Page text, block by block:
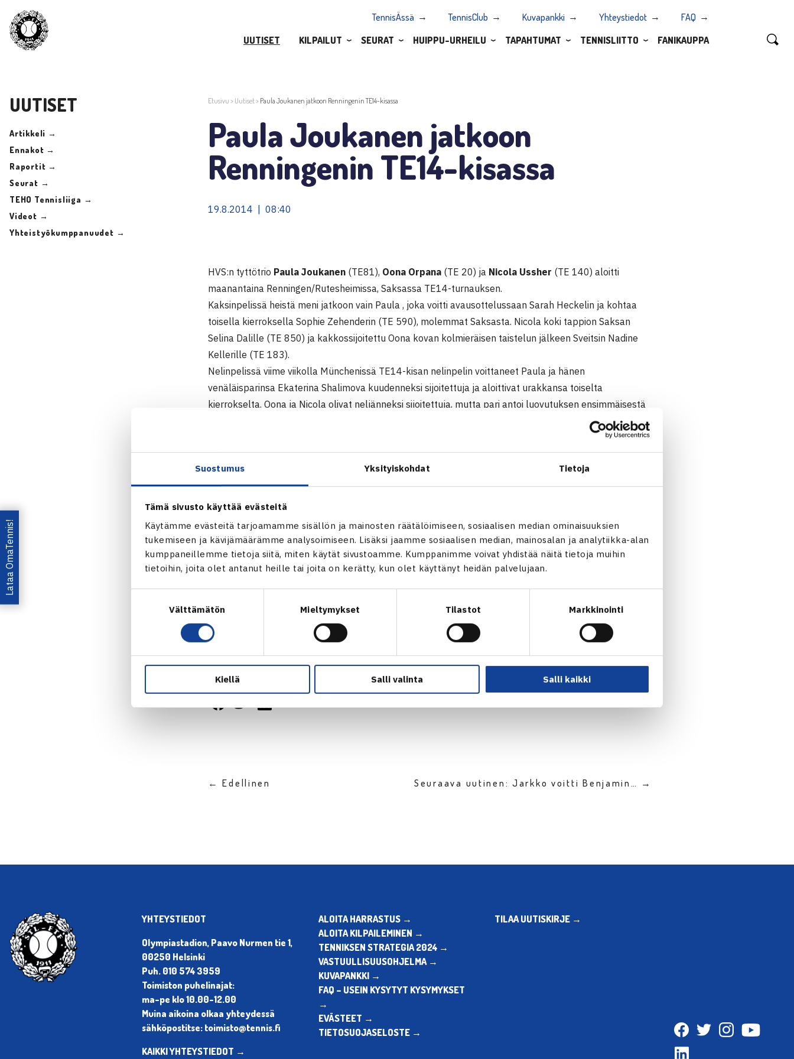
Suostumus Yksityiskohdat Tietoja
Tämä sivusto käyttää evästeitä
Käytämme evästeitä tarjoamamme sisällön ja mainosten räätälöimiseen, sosiaalisen median ominaisuuksien
tukemiseen ja kävijämäärämme analysoimiseen. Lisäksi jaamme sosiaalisen median, mainosalan ja analytiikka-alan
kumppaneillemme tietoja siitä, miten käytät sivustoamme. Kumppanimme voivat yhdistää näitä tietoja muihin
tietoihin, joita olet antanut heille tai joita on kerätty, kun olet käyttänyt heidän palvelujaan.
Välttämätön Mieltymykset Tilastot Markkinointi
Kiellä Salli valinta Salli kaikki
TennisÄssä TennisClub Kuvapankki Yhteystiedot
FAQ
UUTISET
KILPAILUT SEURAT HUIPPU-URHEILU TAPAHTUMAT TENNISLIITTO FANIKAUPPA
UUTISET
Artikkeli →
Ennakot →
Raportit →
Seurat →
TEHO Tennisliiga →
Videot →
Yhteistyökumppanuudet →
Etusivu > Uutiset> Paula Joukanen jatkoon Renningenin TE14-kisassa
Paula Joukanen jatkoon
Renningenin TE14-kisassa
19.8.2014 | 08:40
HVS:n tyttötrio Paula Joukanen (TE81), Oona Orpana (TE 20) ja Nicola Ussher (TE 140) aloitti
maanantaina Renningen/Rutesheimissa, Saksassa TE14-turnauksen.
Kaksinpelissä heistä meni jatkoon vain Paula , joka voitti avausottelussaan Sarah Heckelin ja kohtaa
toisella kierroksella Sophie Zehenderin (TE 590), molemmat Saksasta. Nicola koki tappion Saksan
Selina Dalille (TE 850) ja kakkossijoitettu Oona kovan kolmieräisen taistelun jälkeen Sveitsin Nadine
Kellerille (TE 183).
Nelinpelissä viime viikolla Münchenissä TE14-kisan nelinpelin voittaneet Paula ja hänen
venäläisparinsa Ekaterina Shalimova kuudenneksi sijoitettuja ja aloittivat urakkansa toiselta
kierrokselta. Oona ja Nicola olivat neljänneksi sijoitettuja, mutta pari antoi luovutuksen ensimmäisestä
Jugend Cup Renningen
Tennis Europe 14 Junior Tour -turnaus
16.-24.8.2014 Renningen/Rutesheim, Saksa
Tytöt 14
1.kierrosta: Paula Joukanen (15.) – Sarah Heckel Saksa (villi kortti) 63 64, Selina Dal Saksa (karsija) –
Nicola Ussher 60 63, Nadine Keller Sveitsi – Oona Orpana (2.) 75 57 64
Turnaus verkossa
Jaa:
← Edellinen Seuraava uutinen: Jarkko voitti Benjamin… →
Lataa OmaTennis!
YHTEYSTIEDOT
Olympiastadion, Paavo Nurmen tie 1,
00250 Helsinki
Puh. 010 574 3959
Toimiston puhelinajat:
ma-pe klo 10.00-12.00
Muina aikoina olkaa yhteydessä
sähköpostitse: toimisto@tennis.fi
KAIKKI YHTEYSTIEDOT →
ALOITA HARRASTUS →
ALOITA KILPAILEMINEN →
TENNIKSEN STRATEGIA 2024 →
VASTUULLISUUSOHJELMA →
KUVAPANKKI →
FAQ – USEIN KYSYTYT KYSYMYKSET
→
EVÄSTEET →
TIETOSUOJASELOSTE →
TILAA UUTISKIRJE →